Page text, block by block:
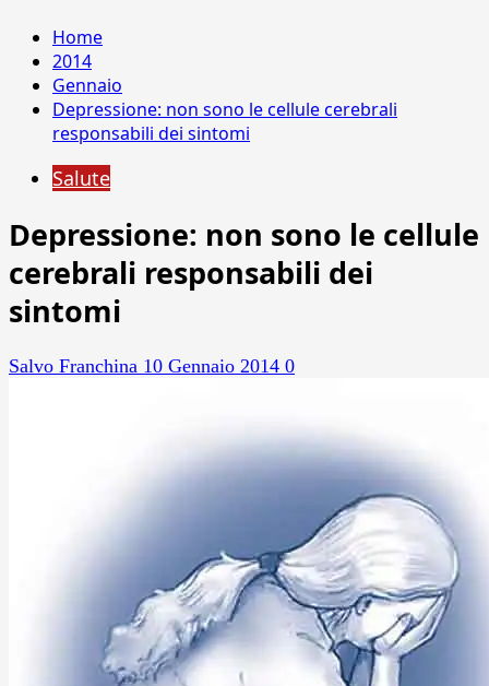
Home
2014
Gennaio
Depressione: non sono le cellule cerebrali
responsabili dei sintomi
Salute
Depressione: non sono le cellule
cerebrali responsabili dei
sintomi
Salvo Franchina 10 Gennaio 2014 0